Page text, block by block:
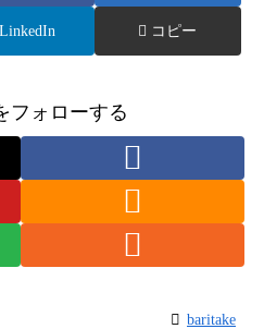
LinkedIn コピー
フォローする
baritake